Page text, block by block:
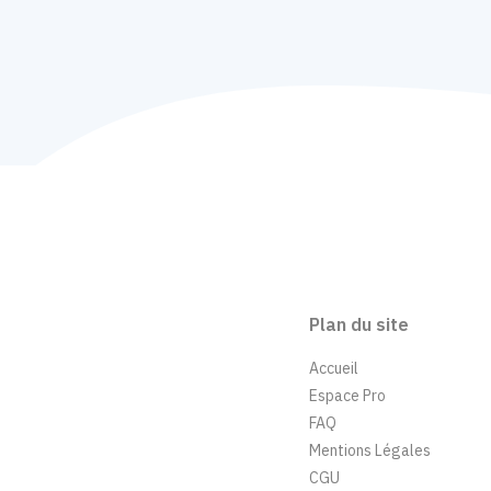
Plan du site
Accueil
Espace Pro
FAQ
Mentions Légales
CGU